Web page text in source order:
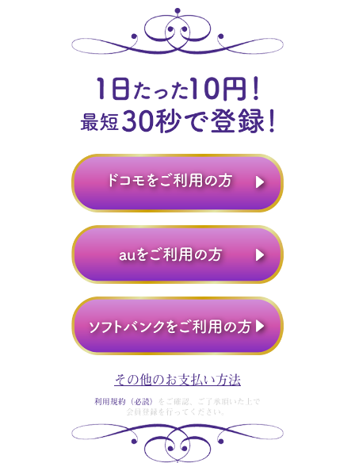
その他のお支払い方法
利用規約（必読）
をご確認、ご了承頂いた上で
会員登録を行ってください。